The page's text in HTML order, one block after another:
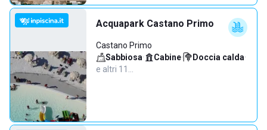
Acquapark Castano Primo
Castano Primo
Sabbiosa· Cabine· Doccia calda·
e altri 11…